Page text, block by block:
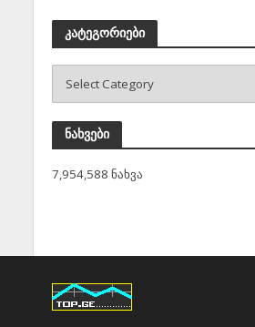
კატეგორიები
ნახვები
7,954,588 ნახვა